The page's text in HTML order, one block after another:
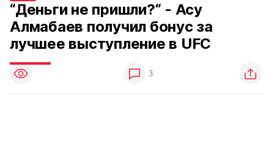
“Деньги не пришли?“ - Асу
Алмабаев получил бонус за
лучшее выступление в UFC
3